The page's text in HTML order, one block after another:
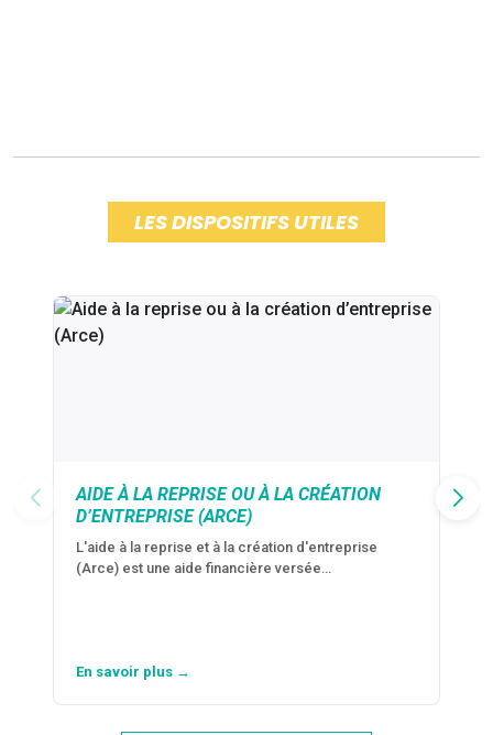
LES DISPOSITIFS UTILES
AIDE À LA REPRISE OU À LA CRÉATION
D’ENTREPRISE (ARCE)
L'aide à la reprise et à la création d'entreprise
(Arce) est une aide financière versée…
En savoir plus →